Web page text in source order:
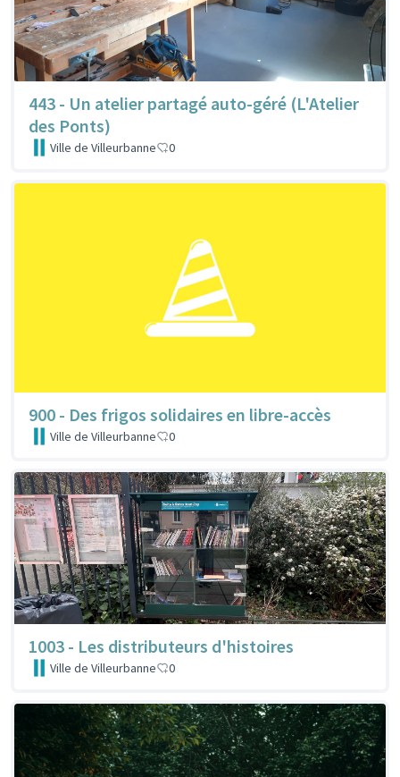
443 - Un atelier partagé auto-géré (L'Atelier
des Ponts)
Ville de Villeurbanne 0
900 - Des frigos solidaires en libre-accès
Ville de Villeurbanne 0
1003 - Les distributeurs d'histoires
Ville de Villeurbanne 0